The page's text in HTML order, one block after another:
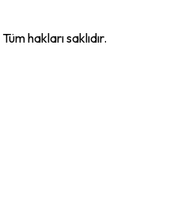
Tüm hakları saklıdır.